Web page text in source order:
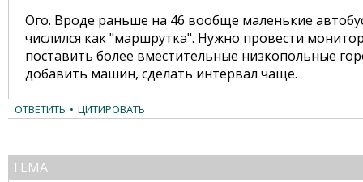
Ого. Вроде раньше на 46 вообще маленькие
числился как "маршрутка". Нужно провести
поставить более вместительные низкопольные
добавить машин, сделать интервал чаще.
ОТВЕТИТЬ • ЦИТИРОВАТЬ
ТЕМА